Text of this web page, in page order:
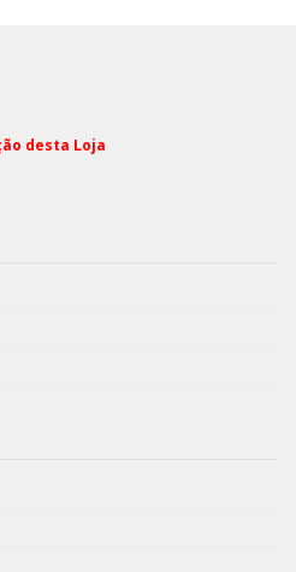
desta Loja